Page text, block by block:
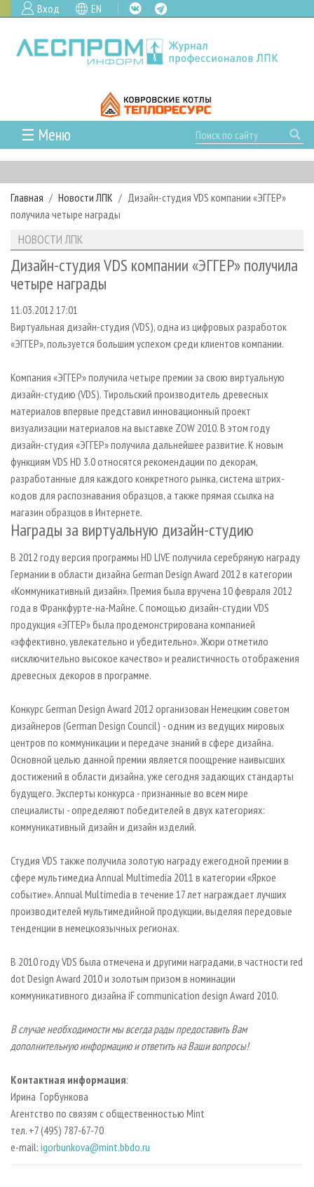
Вход EN
☰ Меню
ГЛАВНАЯ
РУБРИКИ И ТЕМЫ
РУБРИКИ ЖУРНАЛА
ЛЕСОЗАГОТОВКА
ЛЕСОПИЛЕНИЕ
СУШКА ДРЕВЕСИНЫ
ПРОИЗВОДСТВО ДРЕВЕСНЫХ ПЛИТ
ДЕРЕВЯННОЕ ДОМОСТРОЕНИЕ
ПРОИЗВОДСТВО МЕБЕЛИ
БИОЭНЕРГЕТИКА
ЦБП
ИНСТРУМЕНТ И МАТЕРИАЛЫ
НОВОСТИ
НОВОСТИ ЛПК
НОВОСТИ ЖУРНАЛА
ПРОЕКТЫ ЛПИ
АНАЛИТИКА
ПРЕДПРИЯТИЯ ЛПК
ПЕРСОНЫ
МОБИЛЬНЫЕ ВЫСТАВКИ
ОФИЦИАЛЬНЫЕ ДЕЛЕГАЦИИ
ПРИОРИТЕТНЫЕ ИНВЕСТПРОЕКТЫ
RUSSIAN FORESTRY REVIEW
ГАЗЕТА ЛЕСПРОМФОРУМ
БИБЛИОТЕКА СПЕЦИАЛИСТА
АРХИВ
АРХИВ ЖУРНАЛОВ
О ЖУРНАЛЕ
ПОДПИСКА
КОНТАКТЫ
РЕКЛАМОДАТЕЛЯМ
РЕКЛАМА
РЕКЛАМА НА САЙТЕ
Главная Новости ЛПК
Дизайн-студия VDS компании «ЭГГЕР»
получила четыре награды
НОВОСТИ ЛПК
Дизайн-студия VDS компании «ЭГГЕР» получила
четыре награды
11.03.2012 17:01
Виртуальная дизайн-студия (VDS), одна из цифровых разработок
«ЭГГЕР», пользуется большим успехом среди клиентов компании.
Компания «ЭГГЕР» получила четыре премии за свою виртуальную
дизайн-студию (VDS). Тирольский производитель древесных
материалов впервые представил инновационный проект
визуализации материалов на выставке ZOW 2010. В этом году
дизайн-студия «ЭГГЕР» получила дальнейшее развитие. К новым
функциям VDS HD 3.0 относятся рекомендации по декорам,
разработанные для каждого конкретного рынка, система штрих-
кодов для распознавания образцов, а также прямая ссылка на
магазин образцов в Интернете.
Награды за виртуальную дизайн-студию
В 2012 году версия программы HD LIVE получила серебряную награду
Германии в области дизайна German Design Award 2012 в категории
«Коммуникативный дизайн». Премия была вручена 10 февраля 2012
года в Франкфурте-на-Майне. С помощью дизайн-студии VDS
продукция «ЭГГЕР» была продемонстрирована компанией
«эффективно, увлекательно и убедительно». Жюри отметило
«исключительно высокое качество» и реалистичность отображения
древесных декоров в программе.
Конкурс German Design Award 2012 организован Немецким советом
дизайнеров (German Design Council) - одним из ведущих мировых
центров по коммуникации и передаче знаний в сфере дизайна.
Основной целью данной премии является поощрение наивысших
достижений в области дизайна, уже сегодня задающих стандарты
будущего. Эксперты конкурса - признанные во всем мире
специалисты - определяют победителей в двух категориях:
коммуникативный дизайн и дизайн изделий.
Студия VDS также получила золотую награду ежегодной премии в
сфере мультимедиа Annual Multimedia 2011 в категории «Яркое
событие». Annual Multimedia в течение 17 лет награждает лучших
производителей мультимедийной продукции, выделяя передовые
тенденции в немецкоязычных регионах.
В 2010 году VDS была отмечена и другими наградами, в частности red
dot Design Award 2010 и золотым призом в номинации
коммуникативного дизайна iF communication design Award 2010.
В случае необходимости мы всегда рады предоставить Вам
дополнительную информацию и ответить на Ваши вопросы!
Контактная информация:
Ирина Горбункова
Агентство по связям с общественностью Mint
тел. +7 (495) 787-67-70
e-mail: igorbunkova@mint.bbdo.ru